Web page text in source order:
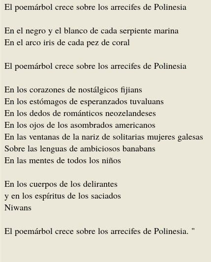
El poemárbol crece sobre los arrecifes de Polinesia
En el negro y el blanco de cada serpiente marina
En el arco iris de cada pez de coral
El poemárbol crece sobre los arrecifes de Polinesia
En los corazones de nostálgicos fijians
En los estómagos de esperanzados tuvaluans
En los dedos de románticos neozelandeses
En los ojos de los asombrados americanos
En las ventanas de la nariz de solitarias mujeres galesas
Sobre las lenguas de ambiciosos banabans
En las mentes de todos los niños
En los cuerpos de los delirantes
y en los espíritus de los saciados
Niwans
El poemárbol crece sobre los arrecifes de Polinesia. "